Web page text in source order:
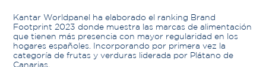
Kantar Worldpanel ha elaborado el ranking Brand
Footprint 2023 donde muestra las marcas de alimentación
que tienen más presencia con mayor regularidad en los
hogares españoles. Incorporando por primera vez la
categoría de frutas y verduras liderada por Plátano de
Canarias.